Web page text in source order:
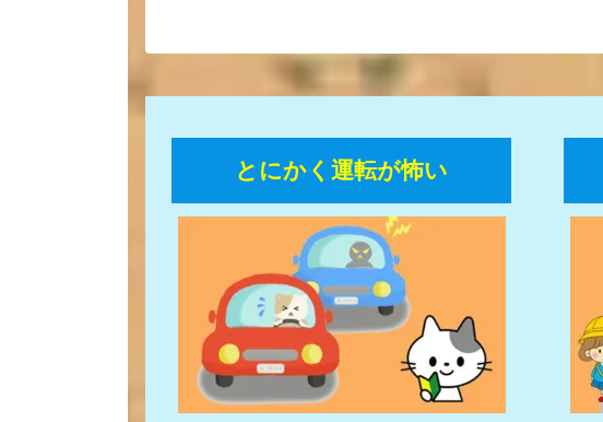
とにかく運転が怖い